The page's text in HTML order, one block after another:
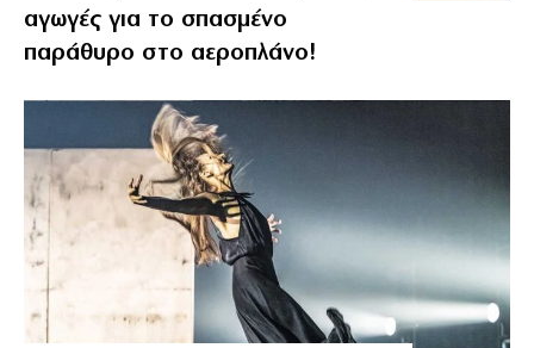
αγωγές για το σπασμένο
παράθυρο στο αεροπλάνο!